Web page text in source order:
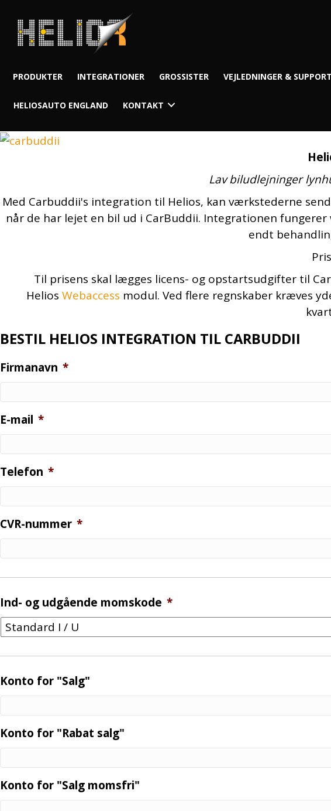
PRODUKTER INTEGRATIONER GROSSISTER VEJLEDNINGER & SUPPORT
HELIOSAUTO ENGLAND KONTAKT
Lav biludlejninger
Med Carbuddii's integration til Helios, kan værkstederne
når de har lejet en bil ud i CarBuddii. Integrationen
endt
Til prisens skal lægges licens- og opstartsudgifter til
Helios Webaccess modul. Ved flere regnskaber kræves
BESTIL HELIOS INTEGRATION TIL CARBUDDII
Firmanavn *
E-mail *
Telefon *
CVR-nummer *
Ind- og udgående momskode *
Konto for "Salg"
Konto for "Rabat salg"
Konto for "Salg momsfri"